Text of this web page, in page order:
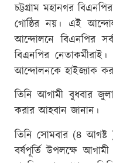
চট্টগ্রাম মহানগর
গোষ্ঠির নয়। এই
আন্দোলনে বিএনপির
বিএনপির
আন্দোলনকে হাইজ্যাক
তিনি আগামী বুধবার
করার আহবান জানান।
তিনি সোমবার (৪ আগষ্ট
বর্ষপূর্তি উপলক্ষে